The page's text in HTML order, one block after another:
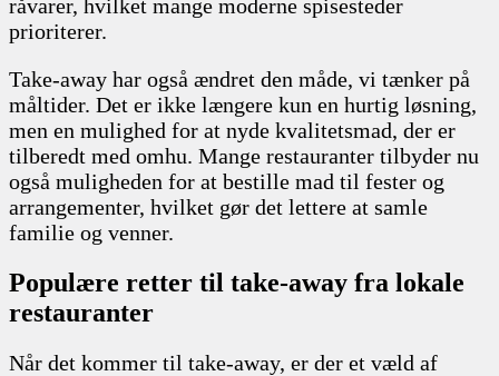
råvarer, hvilket mange moderne spisesteder
prioriterer.
Take-away har også ændret den måde, vi tænker på
måltider. Det er ikke længere kun en hurtig løsning,
men en mulighed for at nyde kvalitetsmad, der er
tilberedt med omhu. Mange restauranter tilbyder nu
også muligheden for at bestille mad til fester og
arrangementer, hvilket gør det lettere at samle
familie og venner.
Populære retter til take-away fra lokale
restauranter
Når det kommer til take-away, er der et væld af